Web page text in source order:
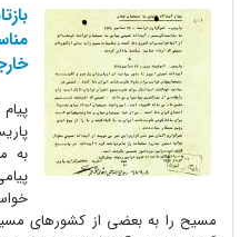
به
مسیح را به بعضی از کشورهای